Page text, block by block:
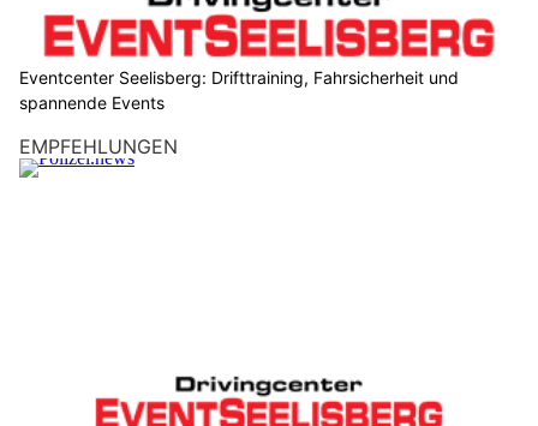
Eventcenter Seelisberg: Drifttraining, Fahrsicherheit und
spannende Events
EMPFEHLUNGEN